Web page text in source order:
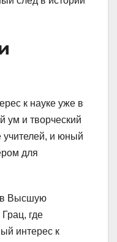
к науке уже в
ум и творческий
учителей, и юный
для
в Высшую
где
интерес к